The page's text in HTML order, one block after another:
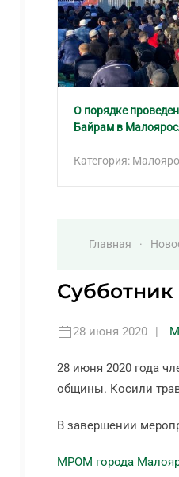
О порядке
Байрам в
Категория:
Главная
28 июня 2020 |
28 июня 2020 года
общины. Косили
В завершении
МРОМ города